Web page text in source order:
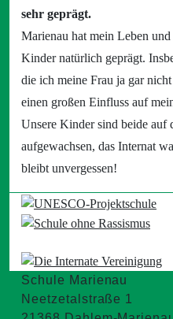
sehr geprägt.
Marienau hat mein Leben
Kinder natürlich geprägt.
die ich meine Frau ja gar
einen großen Einfluss auf
Unsere Kinder sind beide auf
aufgewachsen, das Internat
bleibt unvergessen!
Schule Marienau
Neetzetalstraße 1